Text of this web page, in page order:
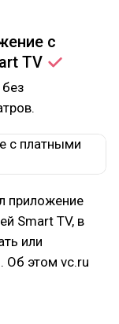
с
TV
приложение
Smart TV, в
или
Об этом vc.ru